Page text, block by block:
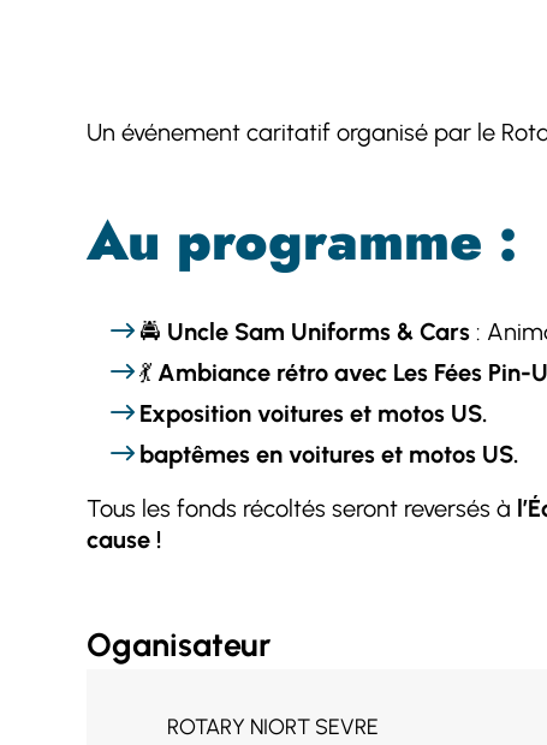
Un événement caritatif organisé par le
Au programme :
🚔 Uncle Sam Uniforms & Cars :
💃 Ambiance rétro avec Les Fées Pin-
Exposition voitures et motos US.
baptêmes en voitures et motos US.
Tous les fonds récoltés seront reversés à
cause !
Oganisateur
ROTARY NIORT SEVRE